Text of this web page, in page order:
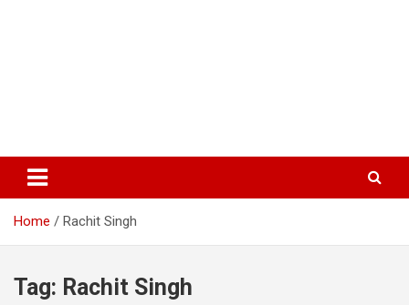
Home Rachit Singh
Tag: Rachit Singh